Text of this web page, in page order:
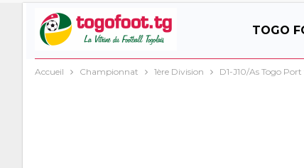
TOGO
Accueil Championnat 1ère Division D1-J10/As Togo